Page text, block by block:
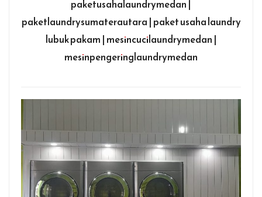
paketusahalaundrymedan |
paketlaundrysumaterautara | paket usaha laundry
lubuk pakam | mesincucilaundrymedan |
mesinpengeringlaundrymedan